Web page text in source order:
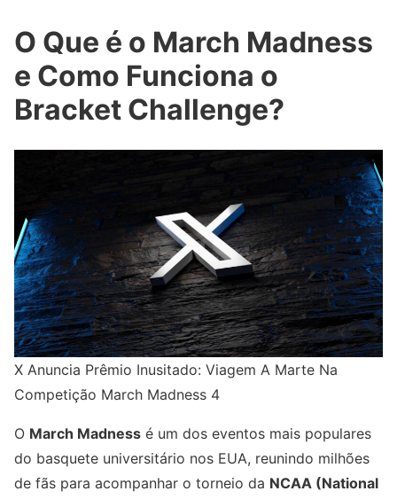
O Que é o March Madness
e Como Funciona o
Bracket Challenge?
X Anuncia Prêmio Inusitado: Viagem A Marte Na
Competição March Madness 4
O March Madness é um dos eventos mais populares
do basquete universitário nos EUA, reunindo milhões
de fãs para acompanhar o torneio da NCAA (National